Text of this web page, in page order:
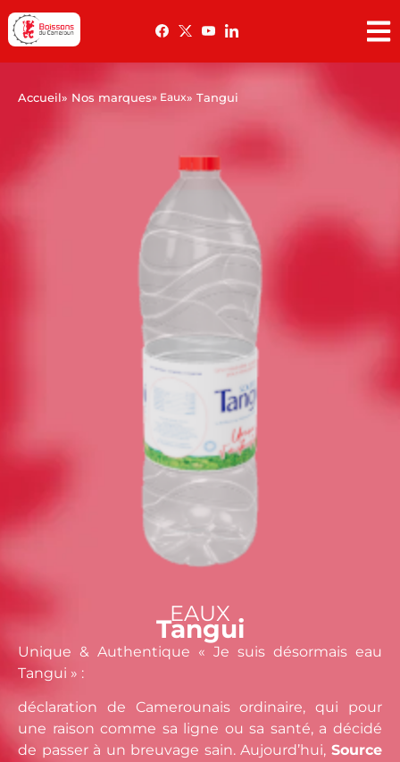
Accueil» Nos marques» Eaux» Tangui
EAUX
Tangui
Unique & Authentique « Je suis désormais eau
Tangui » :
déclaration de Camerounais ordinaire, qui pour
une raison comme sa ligne ou sa santé, a décidé
de passer à un breuvage sain. Aujourd’hui, Source